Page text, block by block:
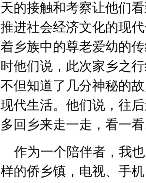
天的接触和考察让他们
推进社会经济文化的现
着乡族中的尊老爱幼的
时他们说，此次家乡之
不但知道了几分神秘的
现代生活。他们说，往
多回乡来走一走，看一
作为一个陪伴者，我
样的侨乡镇，电视、手